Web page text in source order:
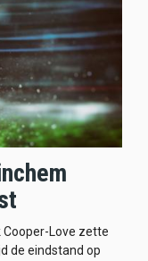
Cooper-Love zette
de eindstand op